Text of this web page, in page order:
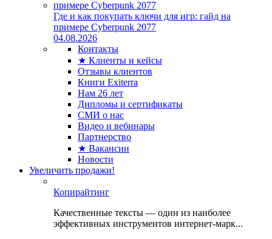
Где и как покупать ключи для игр: гайд на
примере Cyberpunk 2077
04.08.2026
Контакты
★ Клиенты и кейсы
Отзывы клиентов
Книги Exiterra
Нам 26 лет
Дипломы и сертификаты
СМИ о нас
Видео и вебинары
Партнерство
★ Вакансии
Новости
Увеличить продажи!
Копирайтинг
Качественные тексты — один из наиболее
эффективных инструментов интернет-марк...